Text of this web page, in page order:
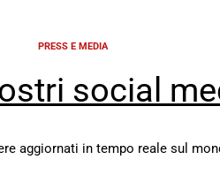
PRESS E MEDIA
social
aggiornati in tempo reale sul